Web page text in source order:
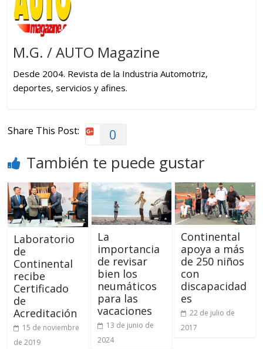
M.G. / AUTO Magazine
Desde 2004. Revista de la Industria Automotriz,
deportes, servicios y afines.
Share This Post: 0
También te puede gustar
Laboratorio
de
Continental
recibe
Certificado
de
Acreditación
15 de noviembre
de 2019
La
importancia
de revisar
bien los
neumáticos
para las
vacaciones
13 de junio de
2024
Continental
apoya a más
de 250 niños
con
discapacidad
es
22 de julio de
2017